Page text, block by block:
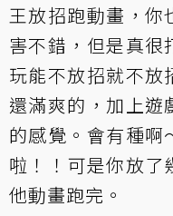
王放招跑動畫，你
害不錯，但是真很
玩能不放招就不放
還滿爽的，加上遊
的感覺。會有種啊
啦！！可是你放了
他動畫跑完。